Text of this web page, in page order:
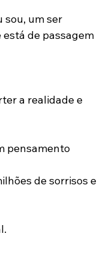
sou, um ser
de passagem
a realidade e
pensamento
de sorrisos e